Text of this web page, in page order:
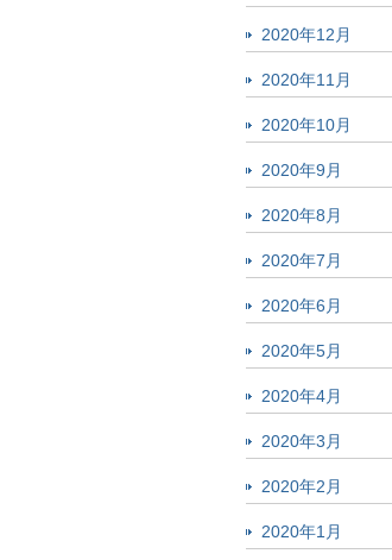
2020年12月
2020年11月
2020年10月
2020年9月
2020年8月
2020年7月
2020年6月
2020年5月
2020年4月
2020年3月
2020年2月
2020年1月